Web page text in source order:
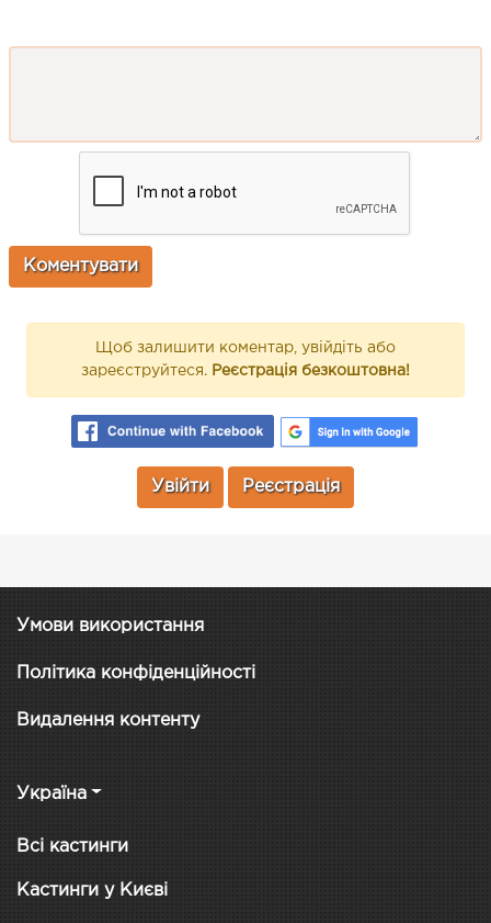
Щоб залишити коментар, увійдіть або
зареєструйтеся. Реєстрація безкоштовна!
Увійти Реєстрація
Умови використання
Політика конфіденційності
Видалення контенту
Україна
Всі кастинги
Кастинги у Києві